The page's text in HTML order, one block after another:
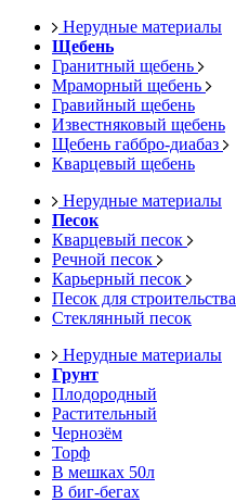
Нерудные материалы
Щебень
Гранитный щебень
Мраморный щебень
Гравийный щебень
Известняковый щебень
Щебень габбро-диабаз
Кварцевый щебень
Нерудные материалы
Песок
Кварцевый песок
Речной песок
Карьерный песок
Песок для строительства
Стеклянный песок
Нерудные материалы
Грунт
Плодородный
Растительный
Чернозём
Торф
В мешках 50л
В биг-бегах